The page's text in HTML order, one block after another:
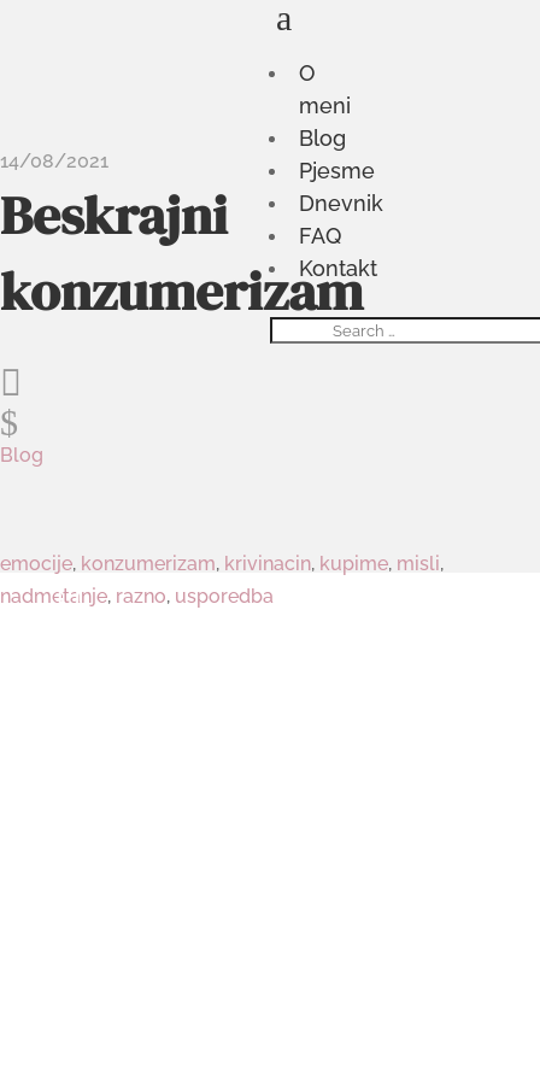
O
meni
Blog
Pjesme
Dnevnik
FAQ
Kontakt
a
14/08/2021
Beskrajni
konzumerizam

$
Blog
emocije, konzumerizam, krivinacin, kupime, misli,
nadmetanje, razno, usporedba
